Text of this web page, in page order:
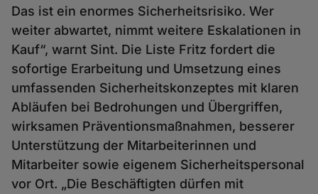
Das ist ein enormes Sicherheitsrisiko. Wer
weiter abwartet, nimmt weitere Eskalationen in
Kauf“, warnt Sint. Die Liste Fritz fordert die
sofortige Erarbeitung und Umsetzung eines
umfassenden Sicherheitskonzeptes mit klaren
Abläufen bei Bedrohungen und Übergriffen,
wirksamen Präventionsmaßnahmen, besserer
Unterstützung der Mitarbeiterinnen und
Mitarbeiter sowie eigenem Sicherheitspersonal
vor Ort. „Die Beschäftigten dürfen mit